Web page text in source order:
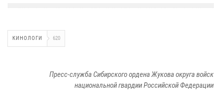
КИНОЛОГИ 620
Пресс-служба Сибирского ордена Жукова округа войск
национальной гвардии Российской Федерации